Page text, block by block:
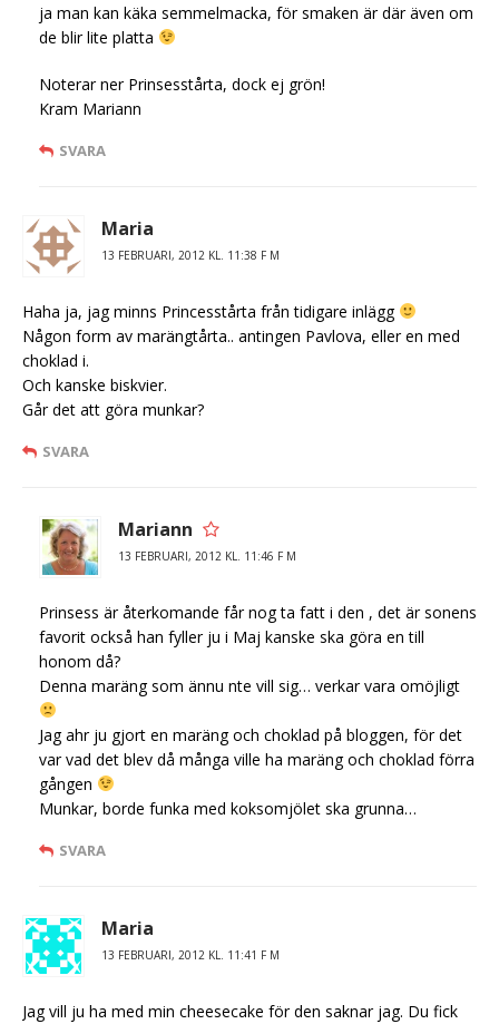
ja man kan käka semmelmacka, för smaken är där även om
de blir lite platta
Noterar ner Prinsesstårta, dock ej grön!
Kram Mariann
SVARA
Maria
13 FEBRUARI, 2012 KL. 11:38 F M
Haha ja, jag minns Princesstårta från tidigare inlägg
Någon form av marängtårta.. antingen Pavlova, eller en med
choklad i.
Och kanske biskvier.
Går det att göra munkar?
SVARA
Mariann
13 FEBRUARI, 2012 KL. 11:46 F M
Prinsess är återkomande får nog ta fatt i den , det är sonens
favorit också han fyller ju i Maj kanske ska göra en till
honom då?
Denna maräng som ännu nte vill sig… verkar vara omöjligt
Jag ahr ju gjort en maräng och choklad på bloggen, för det
var vad det blev då många ville ha maräng och choklad förra
gången
Munkar, borde funka med koksomjölet ska grunna…
SVARA
Maria
13 FEBRUARI, 2012 KL. 11:41 F M
Jag vill ju ha med min cheesecake för den saknar jag. Du fick